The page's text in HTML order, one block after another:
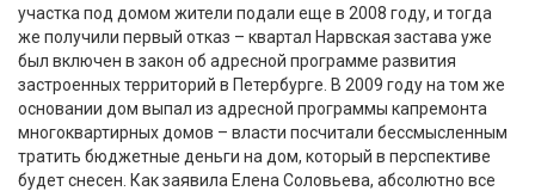
участка под домом жители подали еще в 2008 году, и тогда
же получили первый отказ – квартал Нарвская застава уже
был включен в закон об адресной программе развития
застроенных территорий в Петербурге. В 2009 году на том же
основании дом выпал из адресной программы капремонта
многоквартирных домов – власти посчитали бессмысленным
тратить бюджетные деньги на дом, который в перспективе
будет снесен. Как заявила Елена Соловьева, абсолютно все